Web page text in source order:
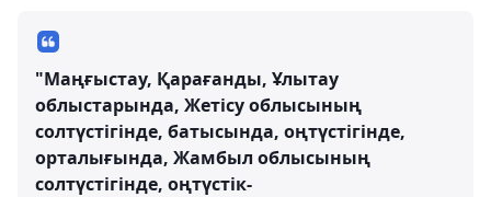
"Маңғыстау, Қарағанды, Ұлытау
облыстарында, Жетісу облысының
солтүстігінде, батысында, оңтүстігінде,
орталығында, Жамбыл облысының
солтүстігінде, оңтүстік-